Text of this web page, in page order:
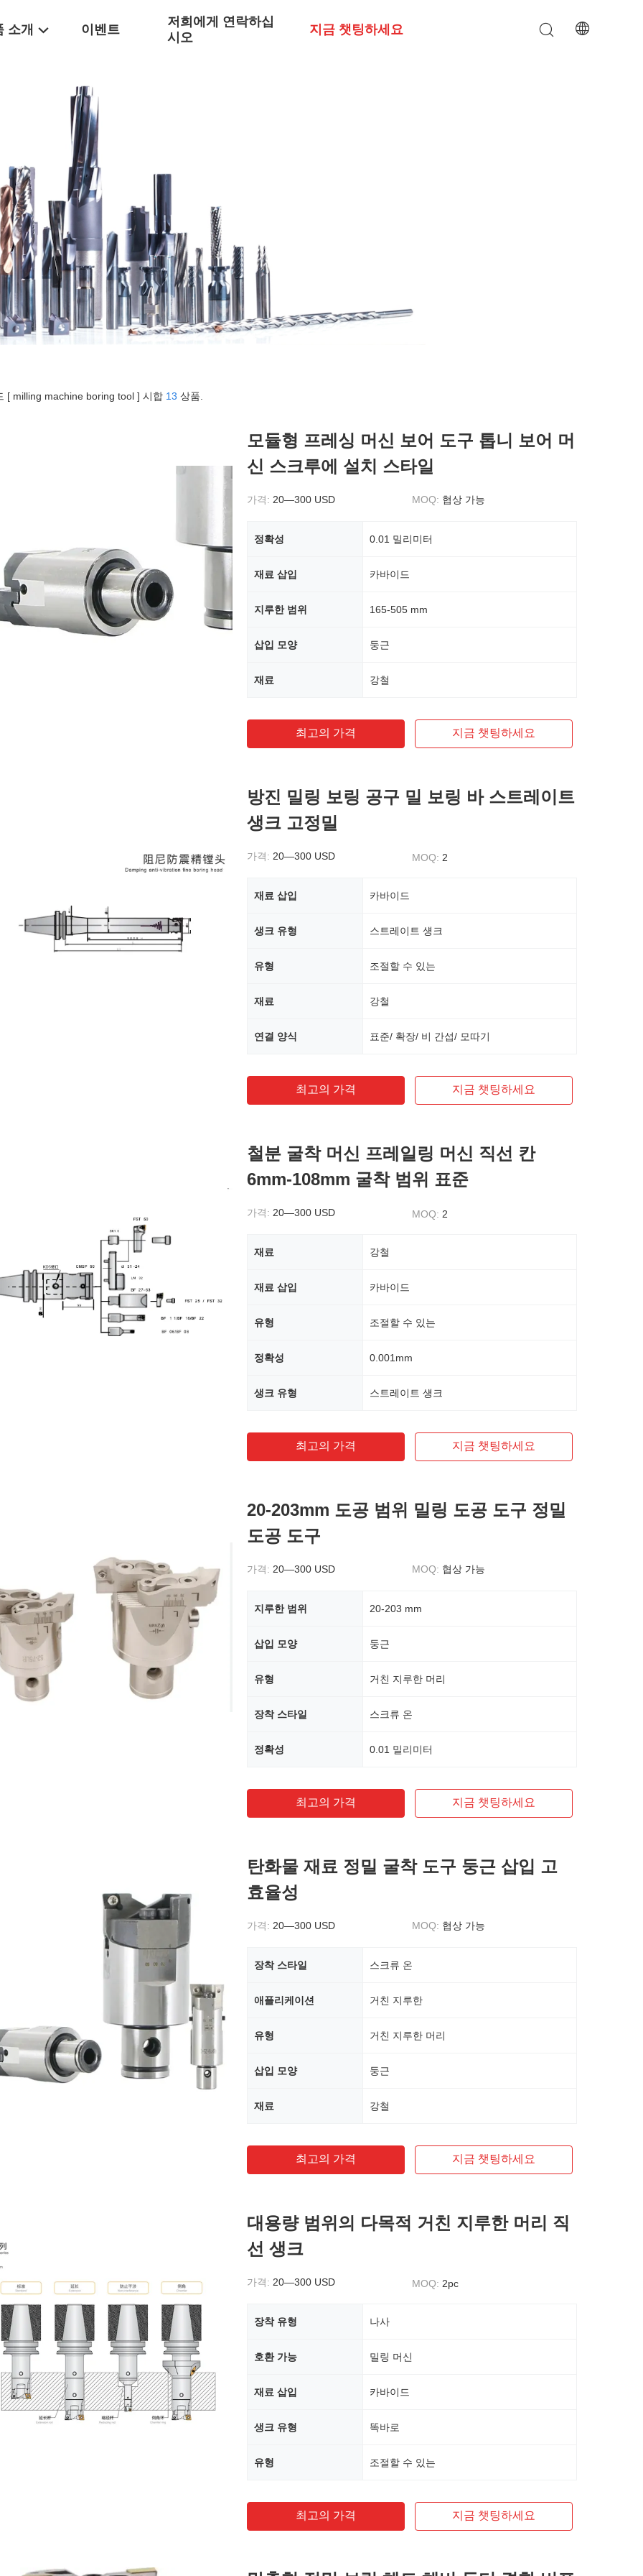
소개 이벤트
저희에게 연락하십
시오
지금 챗팅하세요
[ milling machine boring tool ] 시합 13 상품.
모듈형 프레싱 머신 보어 도구 톱니 보어 머
신 스크루에 설치 스타일
가격: 20—300 USD MOQ: 협상 가능
정확성 0.01 밀리미터
재료 삽입 카바이드
지루한 범위 165-505 mm
삽입 모양 둥근
재료 강철
최고의 가격 지금 챗팅하세요
방진 밀링 보링 공구 밀 보링 바 스트레이트
생크 고정밀
가격: 20—300 USD MOQ: 2
재료 삽입 카바이드
생크 유형 스트레이트 섕크
유형 조절할 수 있는
재료 강철
연결 양식 표준/ 확장/ 비 간섭/ 모따기
최고의 가격 지금 챗팅하세요
철분 굴착 머신 프레일링 머신 직선 칸
6mm-108mm 굴착 범위 표준
가격: 20—300 USD MOQ: 2
재료 강철
재료 삽입 카바이드
유형 조절할 수 있는
정확성 0.001mm
생크 유형 스트레이트 섕크
최고의 가격 지금 챗팅하세요
20-203mm 도공 범위 밀링 도공 도구 정밀
도공 도구
가격: 20—300 USD MOQ: 협상 가능
지루한 범위 20-203 mm
삽입 모양 둥근
유형 거친 지루한 머리
장착 스타일 스크류 온
정확성 0.01 밀리미터
최고의 가격 지금 챗팅하세요
탄화물 재료 정밀 굴착 도구 둥근 삽입 고
효율성
가격: 20—300 USD MOQ: 협상 가능
장착 스타일 스크류 온
애플리케이션 거친 지루한
유형 거친 지루한 머리
삽입 모양 둥근
재료 강철
최고의 가격 지금 챗팅하세요
대용량 범위의 다목적 거친 지루한 머리 직
선 생크
가격: 20—300 USD MOQ: 2pc
장착 유형 나사
호환 가능 밀링 머신
재료 삽입 카바이드
생크 유형 똑바로
유형 조절할 수 있는
최고의 가격 지금 챗팅하세요